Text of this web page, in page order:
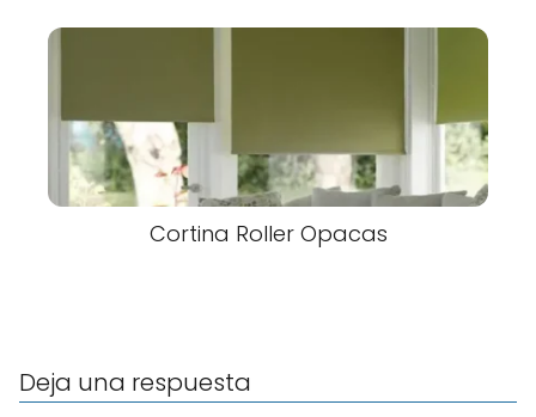
Cortina Roller Opacas
Deja una respuesta